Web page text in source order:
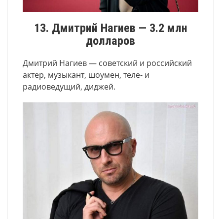
13. Дмитрий Нагиев — 3.2 млн
долларов
Дмитрий Нагиев — советский и российский
актер, музыкант, шоумен, теле- и
радиоведущий, диджей.